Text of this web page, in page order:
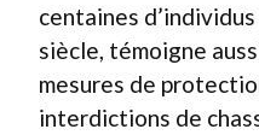
centaines
siècle, témoigne
mesures de
interdictions de